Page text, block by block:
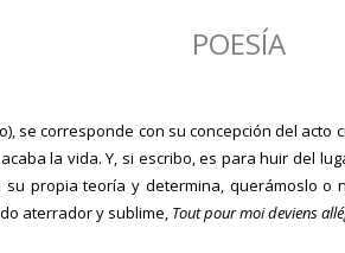
POESÍA
corresponde con su concepción del acto
la vida. Y, si escribo, es para huir del
propia teoría y determina, querámoslo
aterrador y sublime, Tout pour moi deviens